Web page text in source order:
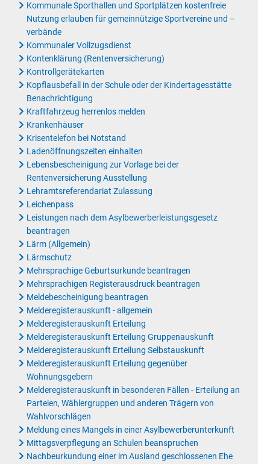
Kommunale Sporthallen und Sportplätzen kostenfreie
Nutzung erlauben für gemeinnützige Sportvereine und –
verbände
Kommunaler Vollzugsdienst
Kontenklärung (Rentenversicherung)
Kontrollgerätekarten
Kopflausbefall in der Schule oder der Kindertagesstätte
Benachrichtigung
Kraftfahrzeug herrenlos melden
Krankenhäuser
Krisentelefon bei Notstand
Ladenöffnungszeiten einhalten
Lebensbescheinigung zur Vorlage bei der
Rentenversicherung Ausstellung
Lehramtsreferendariat Zulassung
Leichenpass
Leistungen nach dem Asylbewerberleistungsgesetz
beantragen
Lärm (Allgemein)
Lärmschutz
Mehrsprachige Geburtsurkunde beantragen
Mehrsprachigen Registerausdruck beantragen
Meldebescheinigung beantragen
Melderegisterauskunft - allgemein
Melderegisterauskunft Erteilung
Melderegisterauskunft Erteilung Gruppenauskunft
Melderegisterauskunft Erteilung Selbstauskunft
Melderegisterauskunft Erteilung gegenüber
Wohnungsgebern
Melderegisterauskunft in besonderen Fällen - Erteilung an
Parteien, Wählergruppen und anderen Trägern von
Wahlvorschlägen
Meldung eines Mangels in einer Asylbewerberunterkunft
Mittagsverpflegung an Schulen beanspruchen
Nachbeurkundung einer im Ausland geschlossenen Ehe